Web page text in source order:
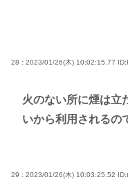
28 : 2023/01/26(木) 10:02:15.77
火のない所に煙は立
いから利用されるの
29 : 2023/01/26(木) 10:03:25.52